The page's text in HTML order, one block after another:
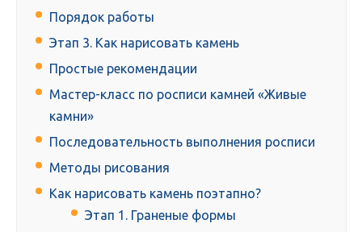
Порядок работы
Этап 3. Как нарисовать камень
Простые рекомендации
Мастер-класс по росписи камней «Живые
камни»
Последовательность выполнения росписи
Методы рисования
Как нарисовать камень поэтапно?
Этап 1. Граненые формы